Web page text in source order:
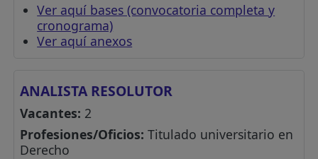
Ver aquí bases (convocatoria completa y
cronograma)
Ver aquí anexos
ANALISTA RESOLUTOR
Vacantes: 2
Profesiones/Oficios: Titulado universitario en
Derecho